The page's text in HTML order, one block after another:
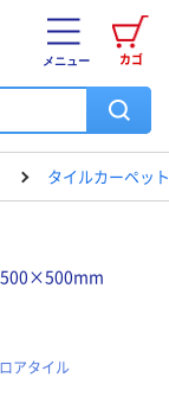
カゴ
メニュー
タイルカーペッ
500×500mm
アタイル